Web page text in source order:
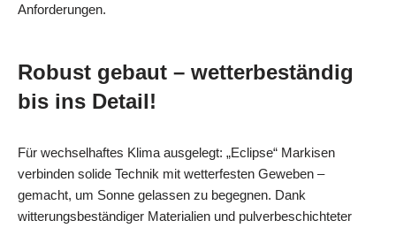
Anforderungen.
Robust gebaut – wetterbeständig
bis ins Detail!
Für wechselhaftes Klima ausgelegt: „Eclipse“ Markisen
verbinden solide Technik mit wetterfesten Geweben –
gemacht, um Sonne gelassen zu begegnen. Dank
witterungsbeständiger Materialien und pulverbeschichteter